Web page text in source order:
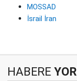
MOSSAD
İsrail İran
HABERE